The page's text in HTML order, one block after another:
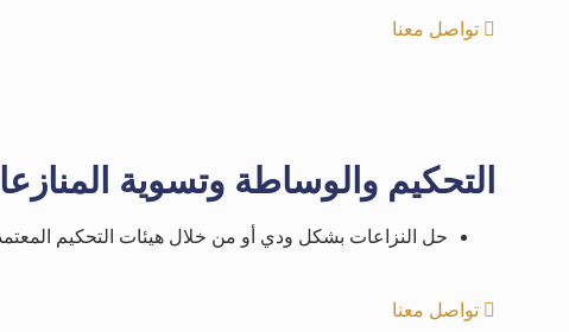
تواصل معنا
التحكيم والوساطة وتسوية
حل النزاعات بشكل ودي أو من خلال هيئات التحكيم
تواصل معنا